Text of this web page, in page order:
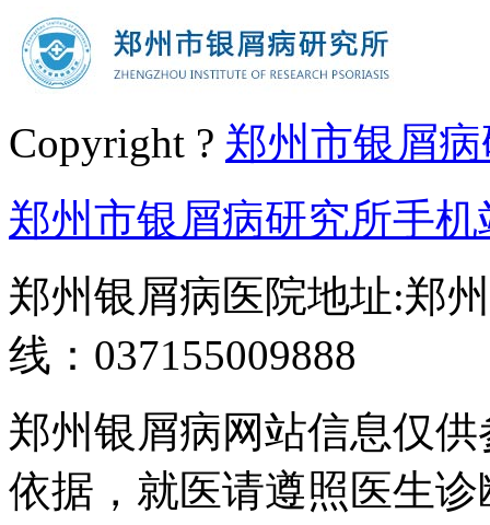
Copyright ? 郑州市银屑
郑州市银屑病研究所手机
郑州银屑病医院地址:郑
线：037155009888
郑州银屑病网站信息仅
依据，就医请遵照医生诊